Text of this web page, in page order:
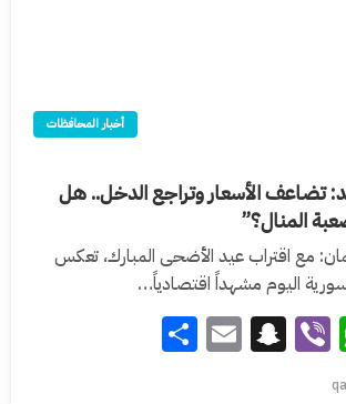
أخبار المحافظات
تضاعف الأسعار وتراجع الدخل.. هل
المنال؟”
مع اقتراب عيد الأضحى المبارك، تعكس
اليوم مشهداً اقتصادياً…
WhatsApp
Viber
Snapchat
Email